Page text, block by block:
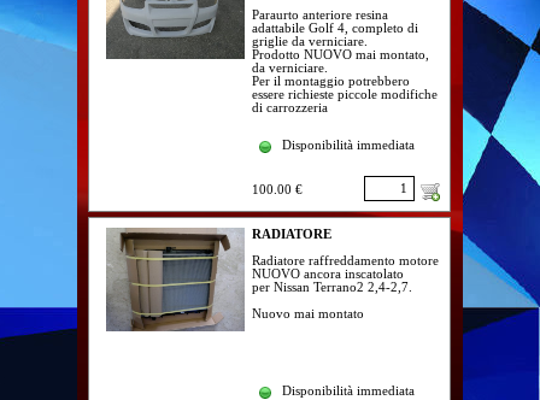
Paraurto anteriore resina
adattabile Golf 4, completo di
griglie da verniciare.
Prodotto NUOVO mai montato,
da verniciare.
Per il montaggio potrebbero
essere richieste piccole modifiche
di carrozzeria
Disponibilità immediata
100.00 €
RADIATORE
Radiatore raffreddamento motore
NUOVO ancora inscatolato
per Nissan Terrano2 2,4-2,7.
Nuovo mai montato
Disponibilità immediata